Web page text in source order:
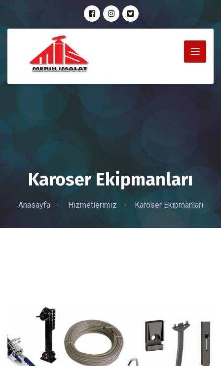
Karoser Ekipmanları
Anasayfa - Hizmetlerimiz - Karoser Ekipmanları